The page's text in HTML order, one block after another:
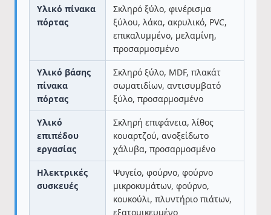
Υλικό πίνακα
πόρτας
Σκληρό ξύλο, φινέρισμα
ξύλου, λάκα, ακρυλικό, PVC,
επικαλυμμένο, μελαμίνη,
προσαρμοσμένο
Υλικό βάσης
πίνακα
πόρτας
Σκληρό ξύλο, MDF, πλακάτ
σωματιδίων, αντισυμβατό
ξύλο, προσαρμοσμένο
Υλικό
επιπέδου
εργασίας
Σκληρή επιφάνεια, λίθος
κουαρτζού, ανοξείδωτο
χάλυβα, προσαρμοσμένο
Ηλεκτρικές
συσκευές
Ψυγείο, φούρνο, φούρνο
μικροκυμάτων, φούρνο,
κουκούλι, πλυντήριο πιάτων,
εξατομικευμένο